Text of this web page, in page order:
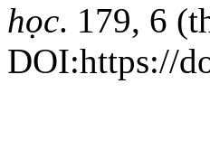
học. 179, 6
DOI:https://